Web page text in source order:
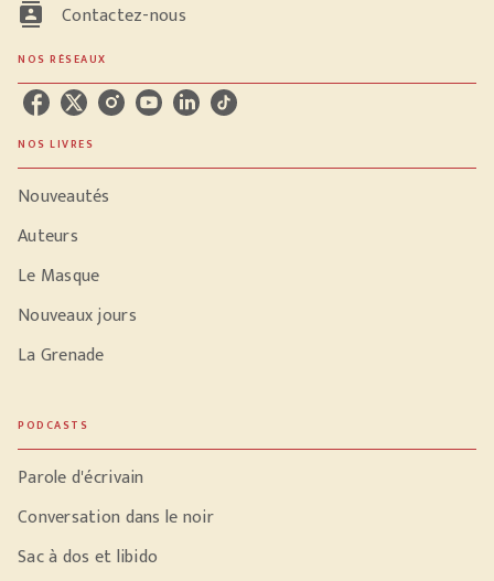
contacts Contactez-nous
NOS RÉSEAUX
NOS LIVRES
Nouveautés
Auteurs
Le Masque
Nouveaux jours
La Grenade
PODCASTS
Parole d'écrivain
Conversation dans le noir
Sac à dos et libido